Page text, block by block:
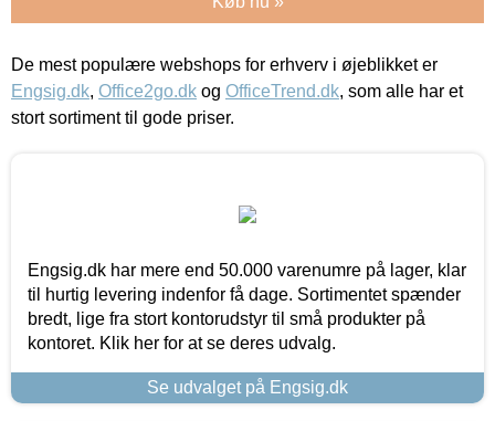
De mest populære webshops for erhverv i øjeblikket er
Engsig.dk, Office2go.dk og OfficeTrend.dk, som alle har et
stort sortiment til gode priser.
Engsig.dk har mere end 50.000 varenumre på lager, klar
til hurtig levering indenfor få dage. Sortimentet spænder
bredt, lige fra stort kontorudstyr til små produkter på
kontoret. Klik her for at se deres udvalg.
Se udvalget på Engsig.dk